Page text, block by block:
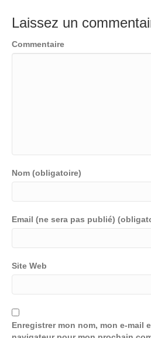
Laissez un
Commentaire
Nom (obligatoire)
Email (ne sera pas publié)
Site Web
Enregistrer mon nom, mon e-mail